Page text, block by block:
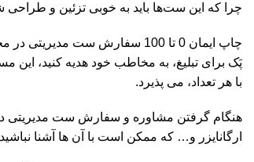
چرا که این ست‌ها باید به خوبی تزئین و طراحی
چاپ ایمان 0 تا 100 سفارش
پَک برای تبلیغ، به مخاطب خود هدیه کنید، این
با هر تعداد، می پذیرد.
هنگام گرفتن مشاوره و سفارش ست مدیریتی
ارگانایزر و… که ممکن است با آن ها آشنا